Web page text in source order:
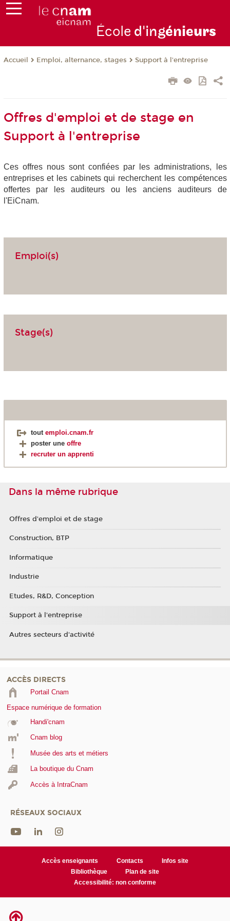
École d'ingénieurs
Accueil Emploi, alternance, stages Support à l'entreprise
Offres d'emploi et de stage en
Support à l'entreprise
Ces offres nous sont confiées par les administrations, les
entreprises et les cabinets qui recherchent les compétences
offertes par les auditeurs ou les anciens auditeurs de
l'EiCnam.
Emploi(s)
Stage(s)
tout emploi.cnam.fr
poster une offre
recruter un apprenti
Dans la même rubrique
Offres d'emploi et de stage
Construction, BTP
Informatique
Industrie
Etudes, R&D, Conception
Support à l'entreprise
Autres secteurs d'activité
ACCÈS DIRECTS
Portail Cnam
Espace numérique de formation
Handi'cnam
Cnam blog
Musée des arts et métiers
La boutique du Cnam
Accès à IntraCnam
RÉSEAUX SOCIAUX
Accès enseignants Contacts
Infos site
Bibliothèque
Plan de site
Accessibilité: non conforme